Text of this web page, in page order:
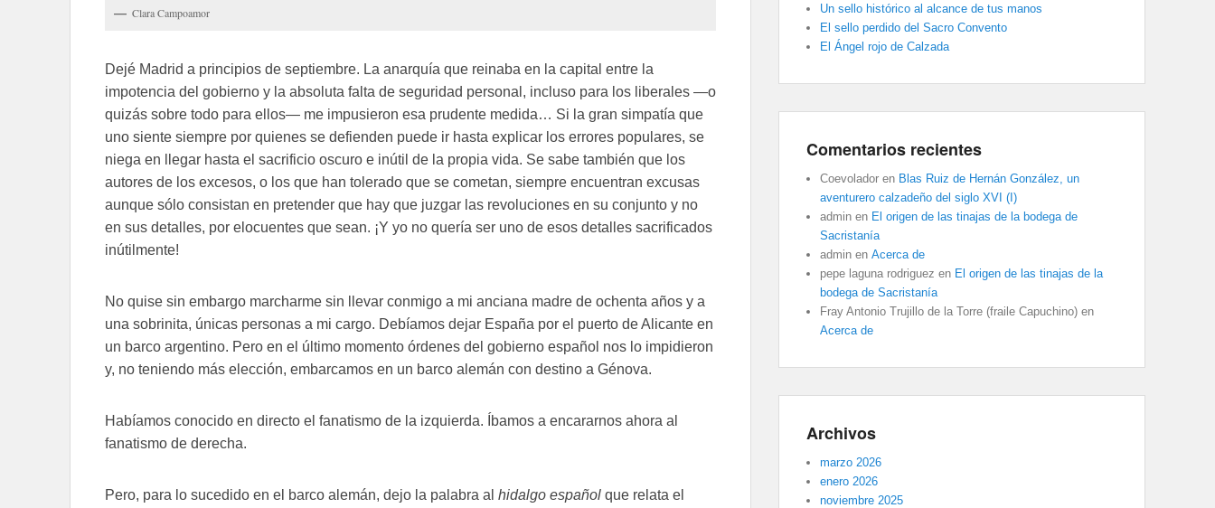
Clara Campoamor
Dejé Madrid a principios de septiembre. La anarquía que reinaba en la capital entre la
impotencia del gobierno y la absoluta falta de seguridad personal, incluso para los liberales —o
quizás sobre todo para ellos— me impusieron esa prudente medida… Si la gran simpatía que
uno siente siempre por quienes se defienden puede ir hasta explicar los errores populares, se
niega en llegar hasta el sacrificio oscuro e inútil de la propia vida. Se sabe también que los
autores de los excesos, o los que han tolerado que se cometan, siempre encuentran excusas
aunque sólo consistan en pretender que hay que juzgar las revoluciones en su conjunto y no
en sus detalles, por elocuentes que sean. ¡Y yo no quería ser uno de esos detalles sacrificados
inútilmente!
No quise sin embargo marcharme sin llevar conmigo a mi anciana madre de ochenta años y a
una sobrinita, únicas personas a mi cargo. Debíamos dejar España por el puerto de Alicante en
un barco argentino. Pero en el último momento órdenes del gobierno español nos lo impidieron
y, no teniendo más elección, embarcamos en un barco alemán con destino a Génova.
Habíamos conocido en directo el fanatismo de la izquierda. Íbamos a encararnos ahora al
fanatismo de derecha.
Pero, para lo sucedido en el barco alemán, dejo la palabra al hidalgo español que relata el
Un sello histórico al alcance de tus manos
El sello perdido del Sacro Convento
El Ángel rojo de Calzada
Comentarios recientes
Coevolador en Blas Ruiz de Hernán González, un
aventurero calzadeño del siglo XVI (I)
admin en El origen de las tinajas de la bodega de
Sacristanía
admin en Acerca de
pepe laguna rodriguez en El origen de las tinajas de la
bodega de Sacristanía
Fray Antonio Trujillo de la Torre (fraile Capuchino) en
Acerca de
Archivos
marzo 2026
enero 2026
noviembre 2025